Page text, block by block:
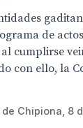
de
cumplirse
con ello, la
Chipiona, 8